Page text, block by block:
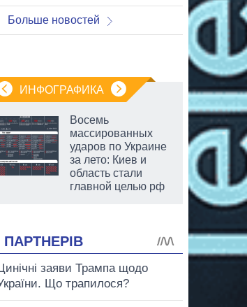
Больше новостей
ИНФОГРАФИКА
Восемь
массированных
ударов по Украине
за лето: Киев и
область стали
главной целью рф